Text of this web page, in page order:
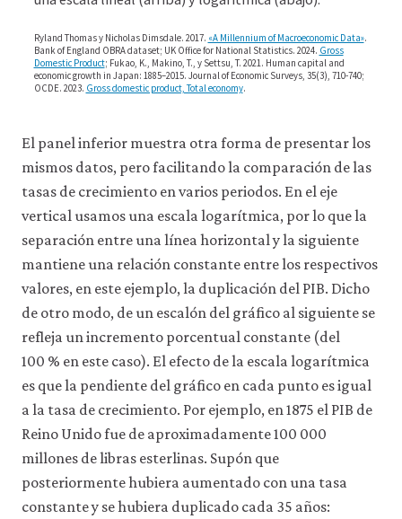
nuestra
política
privacidad.
Aceptar
solo
cookies
necesarias
Aceptar
todas
las
cookies
3-
8a
Ryland Thomas y Nicholas Dimsdale. 2017. «A Millennium of Macroeconomic Data».
Bank of England OBRA dataset; UK Office for National Statistics. 2024. Gross
Domestic Product; Fukao, K., Makino, T., y Settsu, T. 2021. Human capital and
economic growth in Japan: 1885–2015. Journal of Economic Surveys, 35(3), 710-740;
OCDE. 2023. Gross domestic product, Total economy.
El panel inferior muestra otra forma de presentar los
mismos datos, pero facilitando la comparación de las
tasas de crecimiento en varios periodos. En el eje
vertical usamos una escala logarítmica, por lo que la
separación entre una línea horizontal y la siguiente
mantiene una relación constante entre los respectivos
valores, en este ejemplo, la duplicación del PIB. Dicho
de otro modo, de un escalón del gráfico al siguiente se
refleja un incremento porcentual constante (del
100 % en este caso). El efecto de la escala logarítmica
es que la pendiente del gráfico en cada punto es igual
a la tasa de crecimiento. Por ejemplo, en 1875 el PIB de
Reino Unido fue de aproximadamente 100 000
millones de libras esterlinas. Supón que
posteriormente hubiera aumentado con una tasa
constante y se hubiera duplicado cada 35 años: